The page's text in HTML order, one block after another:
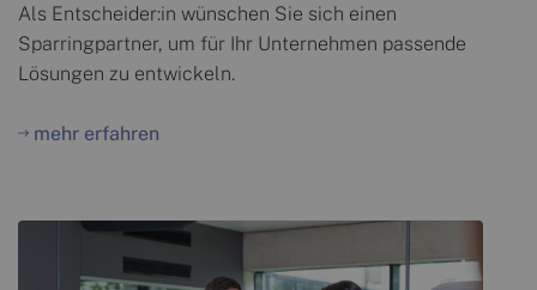
Als Entscheider:in wünschen Sie sich einen
Sparringpartner, um für Ihr Unternehmen passende
Lösungen zu entwickeln.
mehr erfahren